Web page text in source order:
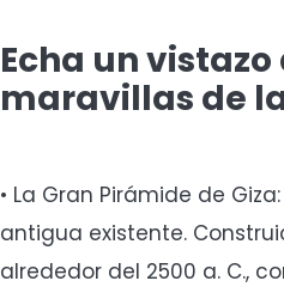
Echa un
maravillas de
• La Gran Pirámide de
antigua existente.
alrededor del 2500 a. C.,